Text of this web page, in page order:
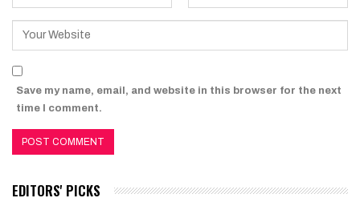
Save my name, email, and website in this browser for the next
time I comment.
EDITORS' PICKS